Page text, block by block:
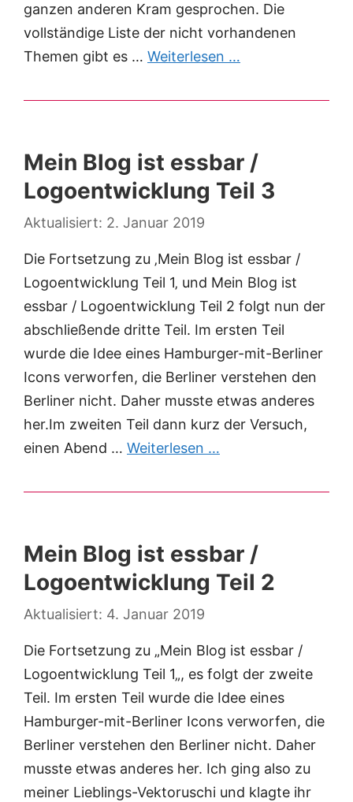
ganzen anderen Kram gesprochen. Die
vollständige Liste der nicht vorhandenen
Themen gibt es … Weiterlesen …
Mein Blog ist essbar /
Logoentwicklung Teil 3
2. Januar 2019
Die Fortsetzung zu ‚Mein Blog ist essbar /
Logoentwicklung Teil 1‚ und Mein Blog ist
essbar / Logoentwicklung Teil 2 folgt nun der
abschließende dritte Teil. Im ersten Teil
wurde die Idee eines Hamburger-mit-Berliner
Icons verworfen, die Berliner verstehen den
Berliner nicht. Daher musste etwas anderes
her.Im zweiten Teil dann kurz der Versuch,
einen Abend … Weiterlesen …
Mein Blog ist essbar /
Logoentwicklung Teil 2
4. Januar 2019
Die Fortsetzung zu „Mein Blog ist essbar /
Logoentwicklung Teil 1„, es folgt der zweite
Teil. Im ersten Teil wurde die Idee eines
Hamburger-mit-Berliner Icons verworfen, die
Berliner verstehen den Berliner nicht. Daher
musste etwas anderes her. Ich ging also zu
meiner Lieblings-Vektoruschi und klagte ihr